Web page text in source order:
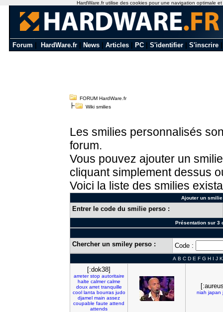
Forum HardWare.fr News Articles PC S'identifier S'inscrire
FORUM HardWare.fr
Wiki smilies
Les smilies personnalisés
forum.
Vous pouvez ajouter un
cliquant simplement dessus
Voici la liste des smilies
Ajouter un
Entrer le code du smilie perso :
Présentation sur 3
Chercher un smiley perso : Code :
A B C D E F G H I J K
[:dok38]
arreter stop autoritaire
halte calmer calme
doux arret tranquille
cool lanta bourras judo
djamel main assez
coupable faute attend
attends
niah japan
HardWare.fr utilise des cookies pour une navigation optimale